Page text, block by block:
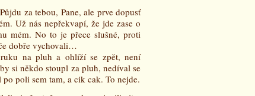
za tebou, Pane, ale prve dopusť
Už nás nepřekvapí, že jde zase o
mém. No to je přece slušné, proti
dobře vychovali…
na pluh a ohlíží se zpět, není
si někdo stoupl za pluh, nedíval se
poli sem tam, a cik cak. To nejde.